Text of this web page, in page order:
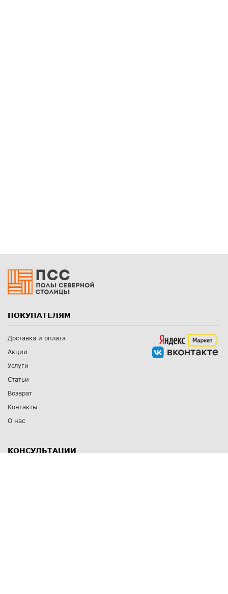
ПОКУПАТЕЛЯМ
Доставка и оплата
Акции
Услуги
Статьи
Возврат
Контакты
О нас
КОНСУЛЬТАЦИИ